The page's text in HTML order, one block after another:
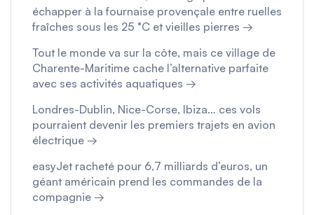
échapper à la fournaise provençale entre ruelles
fraîches sous les 25 °C et vieilles pierres →
Tout le monde va sur la côte, mais ce village de
Charente-Maritime cache l’alternative parfaite
avec ses activités aquatiques →
Londres-Dublin, Nice-Corse, Ibiza… ces vols
pourraient devenir les premiers trajets en avion
électrique →
easyJet racheté pour 6,7 milliards d’euros, un
géant américain prend les commandes de la
compagnie →